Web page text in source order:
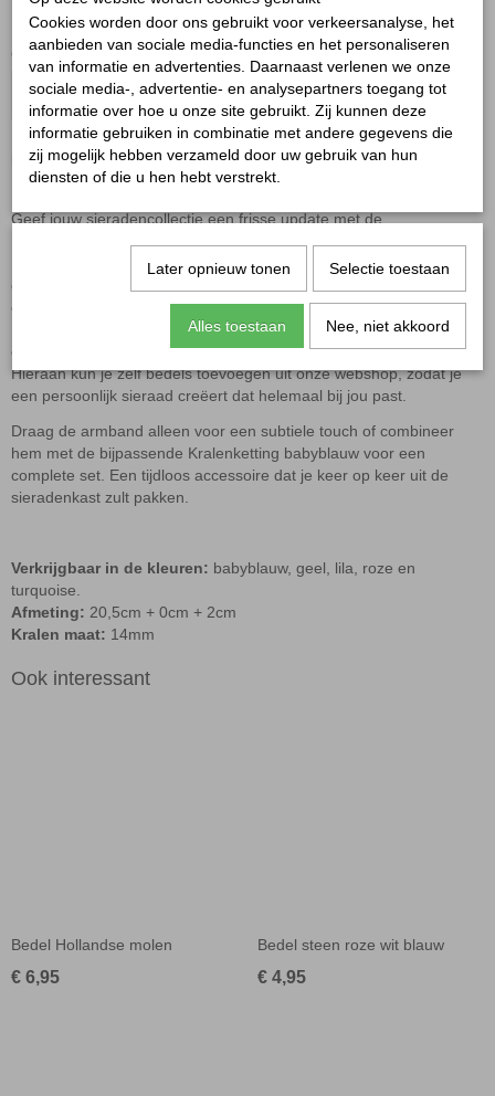
Niet op voorraad
Ontvang een mailtje zodra het product weer op voorraad is.
Verstuur
Kralenarmband babyblauw
Geef jouw sieradencollectie een frisse update met de
Dankzij de zachte blauwe kleur is deze armband eenvoudig te
combineren met verschillende outfits en perfect voor zowel een
casual als een stijlvolle look.
De armband is gemaakt van mooie harskralen en afgewerkt met
een
stainless steel clasp.
Hieraan kun je zelf bedels toevoegen uit onze webshop, zodat je
een persoonlijk sieraad creëert dat helemaal bij jou past.
Draag de armband alleen voor een subtiele touch of combineer
hem met de bijpassende Kralenketting babyblauw voor een
complete set. Een tijdloos accessoire dat je keer op keer uit de
sieradenkast zult pakken.
Verkrijgbaar in de kleuren: babyblauw, geel, lila, roze en
turquoise.
Afmeting: 20,5cm + 0cm + 2cm
Kralen maat: 14mm
Ook interessant
Bedel Hollandse molen
€ 6,95
Bedel steen roze wit blauw
€ 4,95
Cookies worden door ons gebruikt voor verkeersanalyse, het
aanbieden van sociale media-functies en het personaliseren
van informatie en advertenties. Daarnaast verlenen we onze
sociale media-, advertentie- en analysepartners toegang tot
informatie over hoe u onze site gebruikt. Zij kunnen deze
informatie gebruiken in combinatie met andere gegevens die
zij mogelijk hebben verzameld door uw gebruik van hun
diensten of die u hen hebt verstrekt.
Later opnieuw tonen Selectie toestaan
Alles toestaan Nee, niet akkoord